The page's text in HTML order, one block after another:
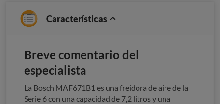
Características
Breve comentario del
especialista
La Bosch MAF671B1 es una freidora de aire de la
Serie 6 con una capacidad de 7,2 litros y una